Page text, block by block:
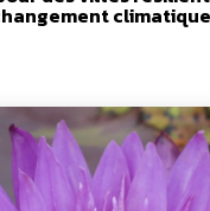
climatique